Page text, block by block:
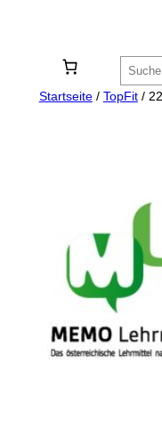
Suchen
Startseite/ TopFit/ 22